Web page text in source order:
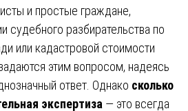
и простые граждане,
судебного разбирательства по
или кадастровой стоимости
этим вопросом, надеясь
ответ. Однако сколько
экспертиза — это всегда